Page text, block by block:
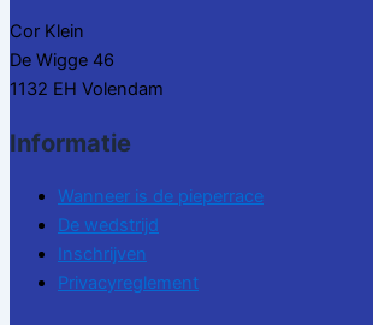
Cor Klein
De Wigge 46
1132 EH Volendam
Informatie
Wanneer is de pieperrace
De wedstrijd
Inschrijven
Privacyreglement